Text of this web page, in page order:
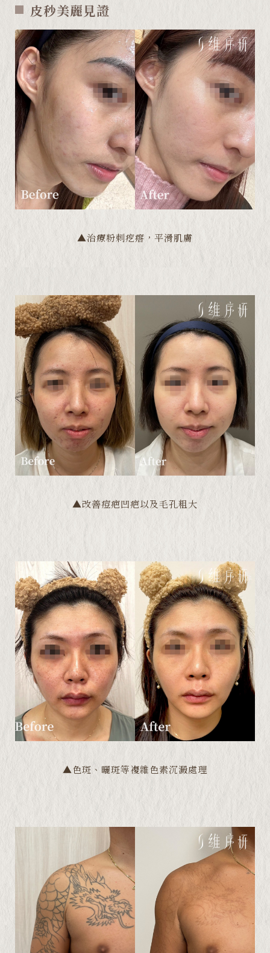
皮秒美麗見證
▲治療粉刺疙瘩，平滑肌膚
▲改善痘疤凹疤以及毛孔粗大
▲色斑、曬斑等複雜色素沉澱處理